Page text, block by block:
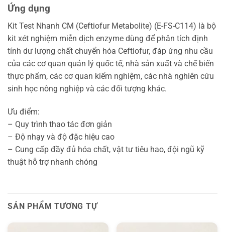
Ứng dụng
Kit Test Nhanh CM (Ceftiofur Metabolite) (E-FS-C114) là bộ
kit xét nghiệm miễn dịch enzyme dùng để phân tích định
tính dư lượng chất chuyển hóa Ceftiofur, đáp ứng nhu cầu
của các cơ quan quản lý quốc tế, nhà sản xuất và chế biến
thực phẩm, các cơ quan kiểm nghiệm, các nhà nghiên cứu
sinh học nông nghiệp và các đối tượng khác.
Ưu điểm:
– Quy trình thao tác đơn giản
– Độ nhạy và độ đặc hiệu cao
– Cung cấp đầy đủ hóa chất, vật tư tiêu hao, đội ngũ kỹ
thuật hỗ trợ nhanh chóng
SẢN PHẨM TƯƠNG TỰ